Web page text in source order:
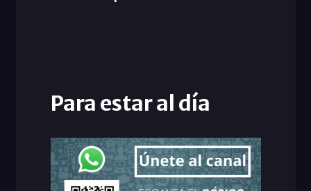
Para estar al día